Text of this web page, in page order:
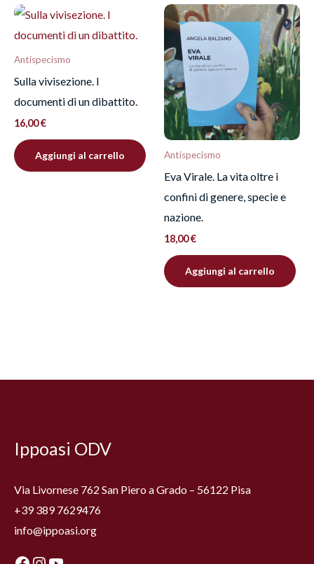
Antispecismo
Sulla vivisezione. I
documenti di un dibattito.
16,00€
Aggiungi al carrello Antispecismo
Eva Virale. La vita oltre i
confini di genere, specie e
nazione.
18,00€
Aggiungi al carrello
Ippoasi ODV
Via Livornese 762 San Piero a Grado – 56122 Pisa
+39 389 7629476
info@ippoasi.org